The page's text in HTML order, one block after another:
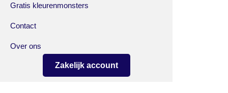
Gratis kleurenmonsters
Contact
Over ons
Zakelijk account